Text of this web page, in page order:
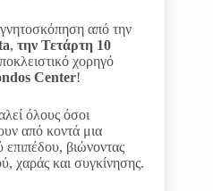
από την
, την Τετάρτη 10
χορηγό
Center!
όλους όσοι
από κοντά μια
βιώνοντας
χαράς και συγκίνησης.